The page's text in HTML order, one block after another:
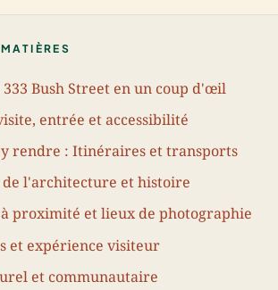
Bush Street en un coup d'œil
entrée et accessibilité
rendre : Itinéraires et transports
l'architecture et histoire
proximité et lieux de photographie
et expérience visiteur
et communautaire